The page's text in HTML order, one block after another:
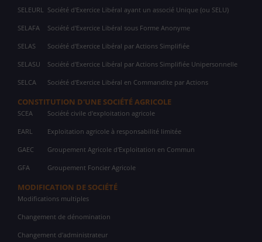
SELEURL Société d'Exercice Libéral ayant un associé Unique (ou SELU)
SELAFA Société d'Exercice Libéral sous Forme Anonyme
SELAS Société d'Exercice Libéral par Actions Simplifiée
SELASU Société d'Exercice Libéral par Actions Simplifiée Unipersonnelle
SELCA Société d'Exercice Libéral en Commandite par Actions
CONSTITUTION D'UNE SOCIÉTÉ AGRICOLE
SCEA Société civile d'exploitation agricole
EARL Exploitation agricole à responsabilité limitée
GAEC Groupement Agricole d'Exploitation en Commun
GFA Groupement Foncier Agricole
MODIFICATION DE SOCIÉTÉ
Modifications multiples
Changement de dénomination
Changement d'administrateur